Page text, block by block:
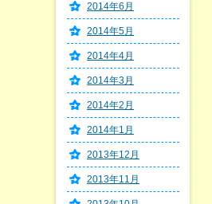
2014年6月
2014年5月
2014年4月
2014年3月
2014年2月
2014年1月
2013年12月
2013年11月